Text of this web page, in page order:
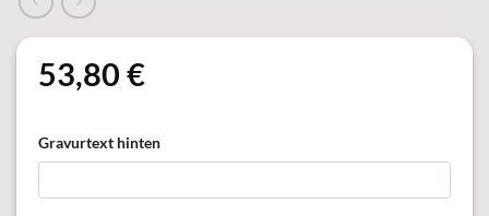
53,80 €
Gravurtext hinten